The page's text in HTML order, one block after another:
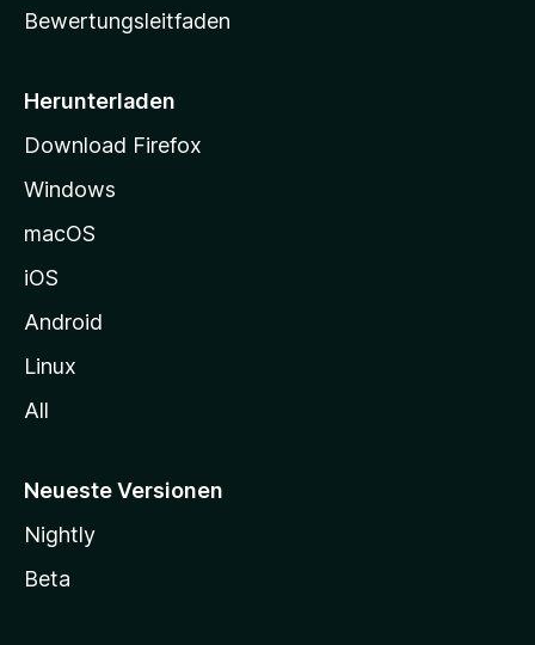
s
i
e
g
e
n
Bewertungsleitfaden
Herunterladen
Download Firefox
Windows
macOS
iOS
Android
Linux
All
Neueste Versionen
Nightly
Beta